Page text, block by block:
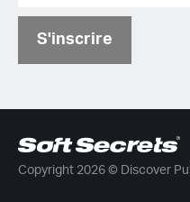
S'inscrire
Copyright 2026 © Discover